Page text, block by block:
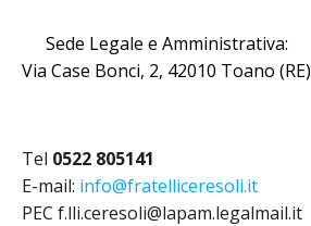
Sede Legale e Amministrativa:
Via Case Bonci, 2, 42010 Toano (RE)
Tel 0522 805141
E-mail: info@fratelliceresoli.it
PEC f.lli.ceresoli@lapam.legalmail.it